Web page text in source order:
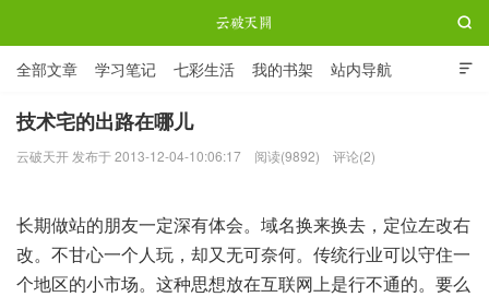

全部文章 学习笔记 七彩生活 我的书架 站内导航
ABOUT ME

技术宅的出路在哪儿
云破天开 发布于 2013-12-04-10:06:17 阅读(9892) 评论(2)
长期做站的朋友一定深有体会。域名换来换去，定位左改右
改。不甘心一个人玩，却又无可奈何。传统行业可以守住一
个地区的小市场。这种思想放在互联网上是行不通的。要么